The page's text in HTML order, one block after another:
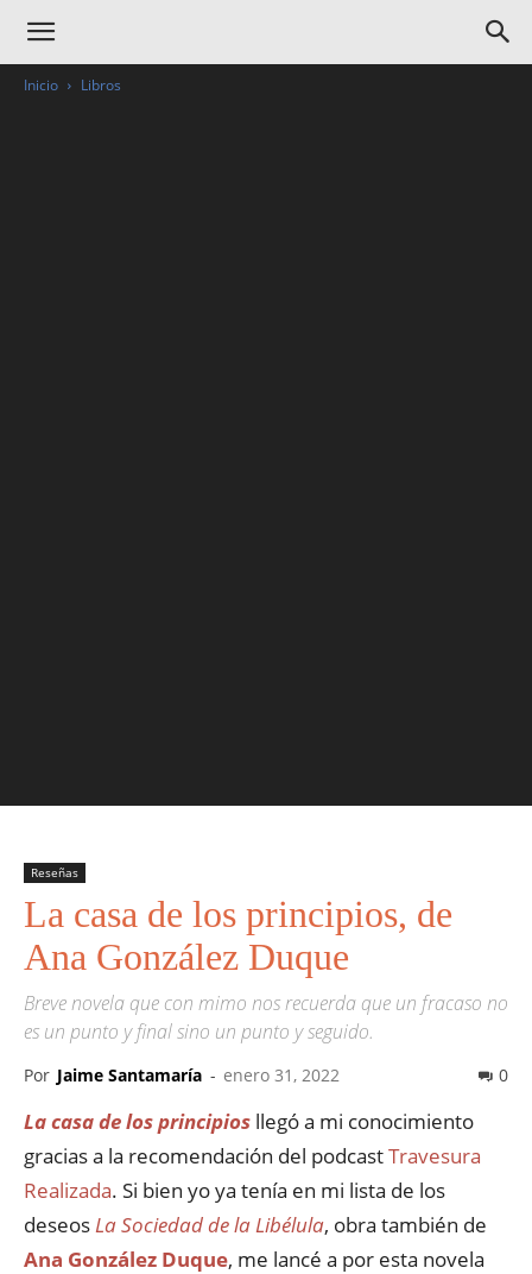
Inicio Libros
Reseñas
La casa de los principios, de
Ana González Duque
Breve novela que con mimo nos recuerda que un fracaso no
es un punto y final sino un punto y seguido.
Por Jaime Santamaría - enero 31, 2022 0
La casa de los principios llegó a mi conocimiento
gracias a la recomendación del podcastTravesura
Realizada. Si bien yo ya tenía en mi lista de los
deseosLa Sociedad de la Libélula, obra también de
Ana González Duque, me lancé a por esta novela